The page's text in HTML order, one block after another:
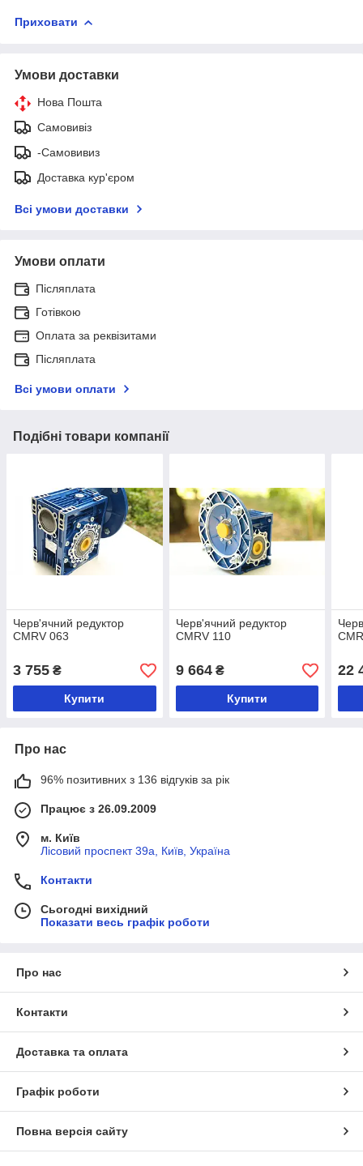
Приховати
Умови доставки
Нова Пошта
Самовивіз
-Самовивиз
Доставка кур'єром
Всі умови доставки
Умови оплати
Післяплата
Готівкою
Оплата за реквізитами
Післяплата
Всі умови оплати
Подібні товари компанії
Черв'ячний редуктор
CMRV 063
3 755 ₴
Купити
Черв'ячний редуктор
CMRV 110
9 664₴
Купити
22
Про нас
96% позитивних з 136 відгуків за рік
Працює з 26.09.2009
м. Київ
Лісовий проспект 39а, Київ, Україна
Контакти
Сьогодні вихідний
Показати весь графік роботи
Про нас
Контакти
Доставка та оплата
Графік роботи
Повна версія сайту